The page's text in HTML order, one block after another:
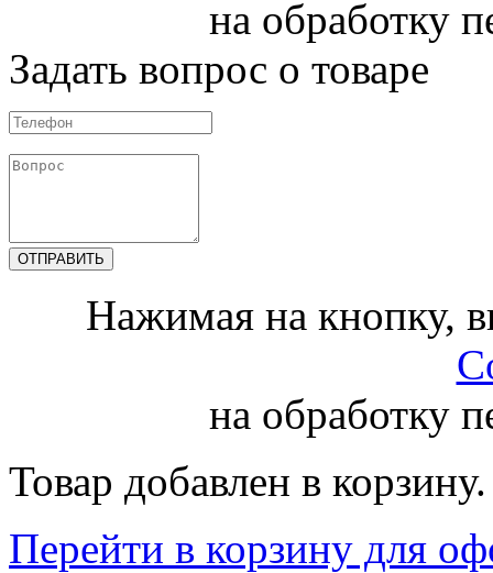
на обработку
Задать вопрос о товаре
Нажимая на кнопку,
на обработку
Товар добавлен в корзину.
Перейти в корзину для